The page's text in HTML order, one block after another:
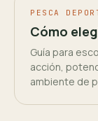
PESCA
Cómo
Guía para
acción,
ambiente de